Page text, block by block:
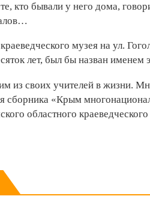
кто бывали у него дома,
музея на ул.
лет, был бы назван именем
из своих учителей в жизни.
сборника «Крым
областного краеведческого